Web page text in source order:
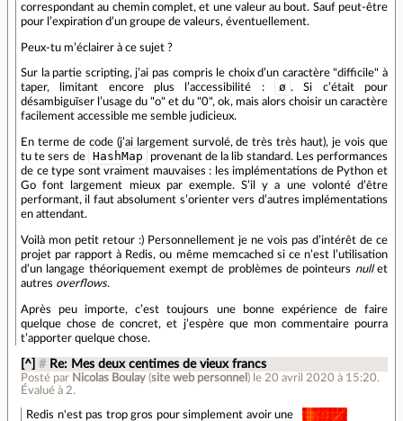
correspondant au chemin complet, et une valeur au bout. Sauf peut-être
pour l’expiration d’un groupe de valeurs, éventuellement.
Peux-tu m’éclairer à ce sujet ?
Sur la partie scripting, j’ai pas compris le choix d’un caractère "difficile" à
taper, limitant encore plus l’accessibilité :
ø . Si c’était pour
désambiguïser l’usage du "o" et du "0", ok, mais alors choisir un caractère
facilement accessible me semble judicieux.
En terme de code (j’ai largement survolé, de très très haut), je vois que
tu te sers de
HashMap
provenant de la lib standard. Les performances
de ce type sont vraiment mauvaises : les implémentations de Python et
Go font largement mieux par exemple. S’il y a une volonté d’être
performant, il faut absolument s’orienter vers d’autres implémentations
en attendant.
Voilà mon petit retour :) Personnellement je ne vois pas d’intérêt de ce
projet par rapport à Redis, ou même memcached si ce n’est l’utilisation
d’un langage théoriquement exempt de problèmes de pointeurs nullet
autres overflows.
Après peu importe, c’est toujours une bonne expérience de faire
quelque chose de concret, et j’espère que mon commentaire pourra
t’apporter quelque chose.
[^] # Re: Mes deux centimes de vieux francs
Posté par Nicolas Boulay (site web personnel ) le 20 avril 2020 à 15:20.
Évalué à 2.
Redis n'est pas trop gros pour simplement avoir une